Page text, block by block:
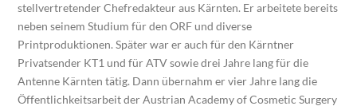
stellvertretender Chefredakteur aus Kärnten. Er arbeitete bereits
neben seinem Studium für den ORF und diverse
Printproduktionen. Später war er auch für den Kärntner
Privatsender KT1 und für ATV sowie drei Jahre lang für die
Antenne Kärnten tätig. Dann übernahm er vier Jahre lang die
Öffentlichkeitsarbeit der Austrian Academy of Cosmetic Surgery